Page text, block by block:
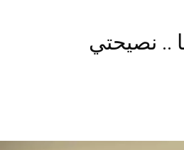
.. نصيحتي